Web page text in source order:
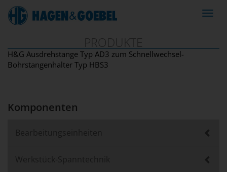
PRODUKTE
H&G Ausdrehstange Typ AD3 zum Schnellwechsel-
Bohrstangenhalter Typ HBS3
Komponenten